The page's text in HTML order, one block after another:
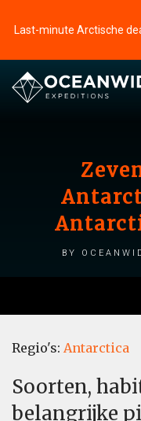
Last-minute Arctische
by
Regio's: Antarctica
Soorten,
belangrijke